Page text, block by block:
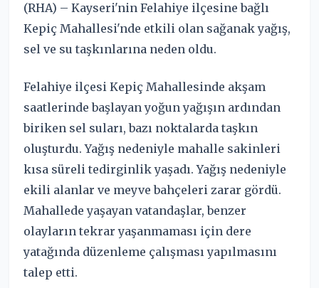
(RHA) – Kayseri'nin Felahiye ilçesine bağlı
Kepiç Mahallesi'nde etkili olan sağanak yağış,
sel ve su taşkınlarına neden oldu.
Felahiye ilçesi Kepiç Mahallesinde akşam
saatlerinde başlayan yoğun yağışın ardından
biriken sel suları, bazı noktalarda taşkın
oluşturdu. Yağış nedeniyle mahalle sakinleri
kısa süreli tedirginlik yaşadı. Yağış nedeniyle
ekili alanlar ve meyve bahçeleri zarar gördü.
Mahallede yaşayan vatandaşlar, benzer
olayların tekrar yaşanmaması için dere
yatağında düzenleme çalışması yapılmasını
talep etti.